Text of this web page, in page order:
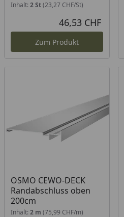
Inhalt: 2 St(23,27 CHF/St)
46,53 CHF
Zum Produkt
OSMO CEWO-DECK
Randabschluss oben
200cm
Inhalt: 2 m (75,99 CHF/m)